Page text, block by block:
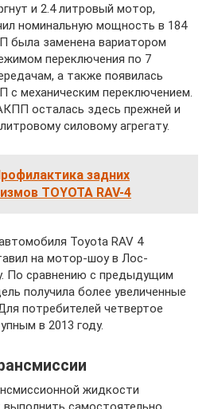
и 2.4 литровый мотор,
номинальную мощность в 184
была заменена вариатором
переключения по 7
а также появилась
с механическим переключением.
осталась здесь прежней и
силовому агрегату.
задних
TOYOTA RAV-4
Toyota RAV 4
на мотор-шоу в Лос-
По сравнению с предыдущим
получила более увеличенные
потребителей четвертое
в 2013 году.
жидкости